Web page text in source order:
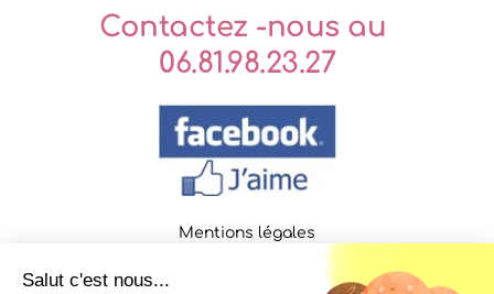
Contactez -nous au
06.81.98.23.27
Mentions légales
Politique de confidentialité
Salut c'est nous...